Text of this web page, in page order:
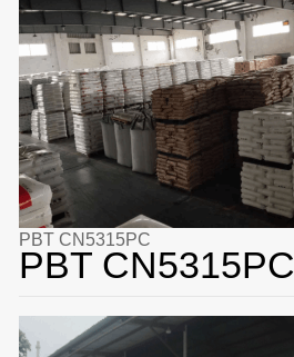
PBT CN5315PC
PBT CN5315PC